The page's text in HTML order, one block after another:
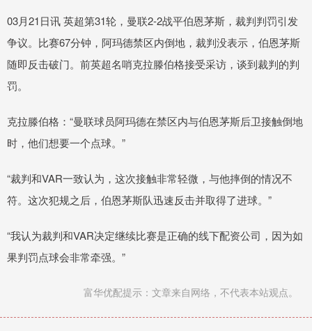
03月21日讯 英超第31轮，曼联2-2战平伯恩茅斯，裁判判罚引发
争议。比赛67分钟，阿玛德禁区内倒地，裁判没表示，伯恩茅斯
随即反击破门。前英超名哨克拉滕伯格接受采访，谈到裁判的判
罚。
克拉滕伯格：“曼联球员阿玛德在禁区内与伯恩茅斯后卫接触倒地
时，他们想要一个点球。”
“裁判和VAR一致认为，这次接触非常轻微，与他摔倒的情况不
符。这次犯规之后，伯恩茅斯队迅速反击并取得了进球。”
“我认为裁判和VAR决定继续比赛是正确的线下配资公司，因为如
果判罚点球会非常牵强。”
富华优配提示：文章来自网络，不代表本站观点。